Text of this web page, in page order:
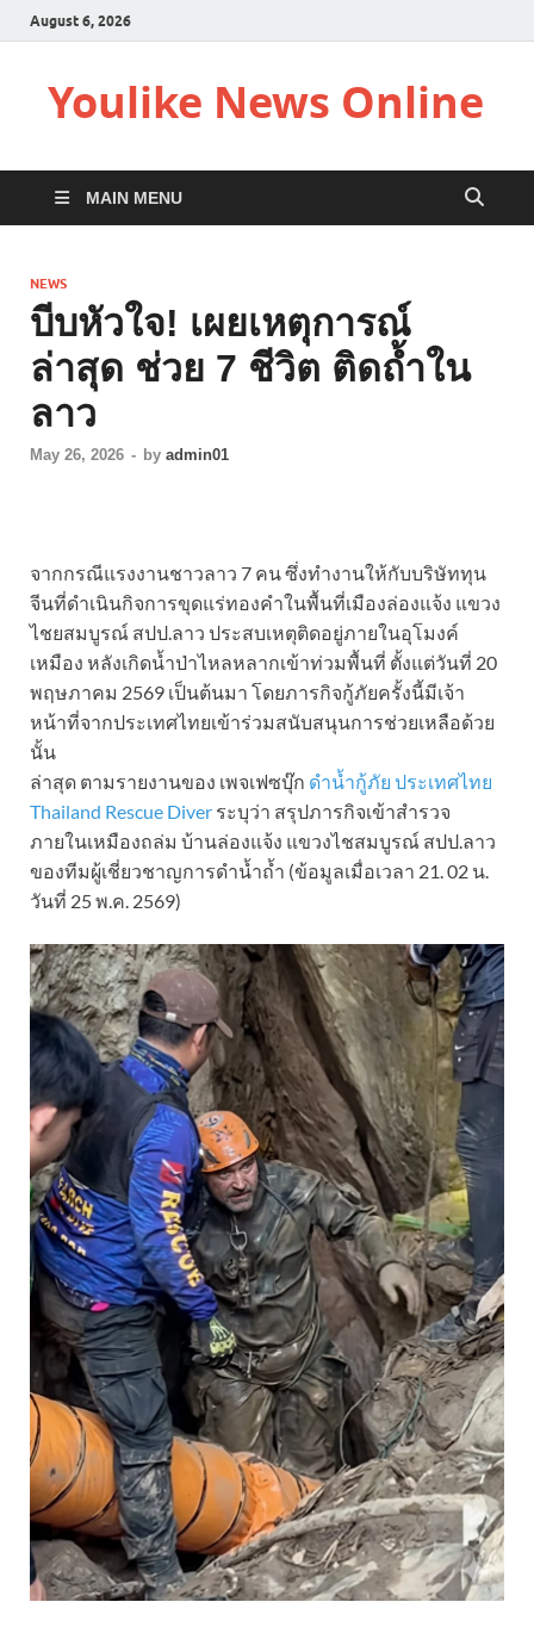
August 6, 2026
Youlike News Online
MAIN MENU
NEWS
บีบหัวใจ! เผยเหตุการณ์
ล่าสุด ช่วย 7 ชีวิต ติดถ้ำใน
ลาว
May 26, 2026 - by admin01
จากกรณีแรงงานชาวลาว 7 คน ซึ่งทำงานให้กับบริษัททุน
จีนที่ดำเนินกิจการขุดแร่ทองคำในพื้นที่เมืองล่องแจ้ง แขวง
ไชยสมบูรณ์ สปป.ลาว ประสบเหตุติดอยู่ภายในอุโมงค์
เหมือง หลังเกิดน้ำป่าไหลหลากเข้าท่วมพื้นที่ ตั้งแต่วันที่ 20
พฤษภาคม 2569 เป็นต้นมา โดยภารกิจกู้ภัยครั้งนี้มีเจ้า
หน้าที่จากประเทศไทยเข้าร่วมสนับสนุนการช่วยเหลือด้วย
นั้น
ล่าสุด ตามรายงานของ เพจเฟซบุ๊ก ดำน้ำกู้ภัย ประเทศไทย
Thailand Rescue Diver ระบุว่า สรุปภารกิจเข้าสำรวจ
ภายในเหมืองถล่ม บ้านล่องแจ้ง แขวงไชสมบูรณ์ สปป.ลาว
ของทีมผู้เชี่ยวชาญการดำน้ำถ้ำ (ข้อมูลเมื่อเวลา 21. 02 น.
วันที่ 25 พ.ค. 2569)